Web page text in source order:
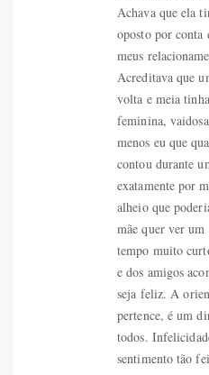
Achava que ela
oposto por conta
meus
Acreditava que
volta e meia
feminina,
menos eu que
contou durante
exatamente por
alheio que
mãe quer ver
tempo muito
e dos amigos
seja feliz. A
pertence, é um
todos.
sentimento tão